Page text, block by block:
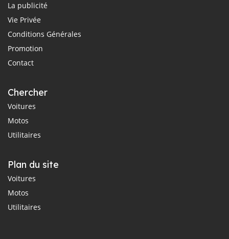
La publicité
Vie Privée
Conditions Générales
Promotion
Contact
Chercher
Voitures
Motos
Utilitaires
Plan du site
Voitures
Motos
Utilitaires